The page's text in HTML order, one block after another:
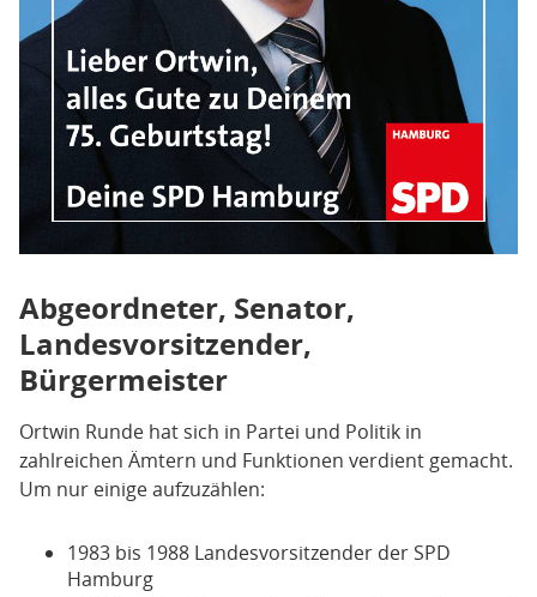
Abgeordneter, Senator,
Landesvorsitzender,
Bürgermeister
Ortwin Runde hat sich in Partei und Politik in
zahlreichen Ämtern und Funktionen verdient gemacht.
Um nur einige aufzuzählen:
1983 bis 1988 Landesvorsitzender der SPD
Hamburg